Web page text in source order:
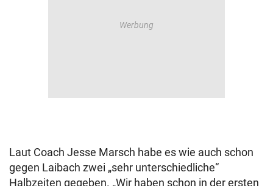
Laut Coach Jesse Marsch habe es wie auch schon
gegen Laibach zwei „sehr unterschiedliche“
Halbzeiten gegeben. „Wir haben schon in der ersten